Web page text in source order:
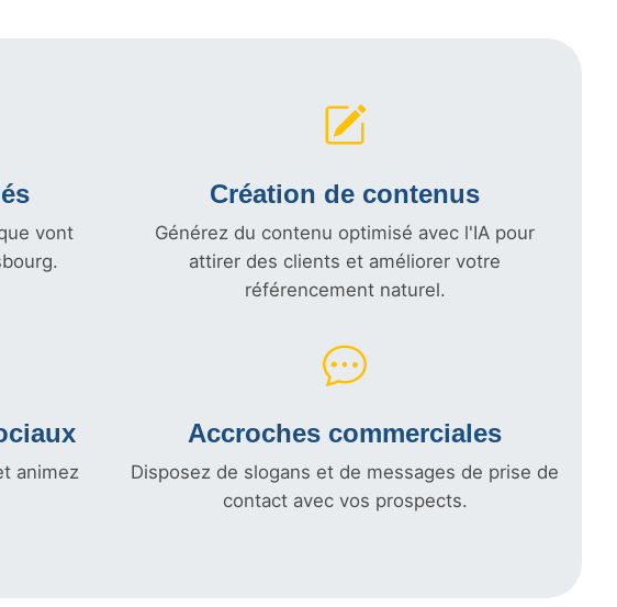
vont
Création de contenus
Générez du contenu optimisé avec l'IA pour
attirer des clients et améliorer votre
référencement naturel.
animez
Accroches commerciales
Disposez de slogans et de messages de prise de
contact avec vos prospects.